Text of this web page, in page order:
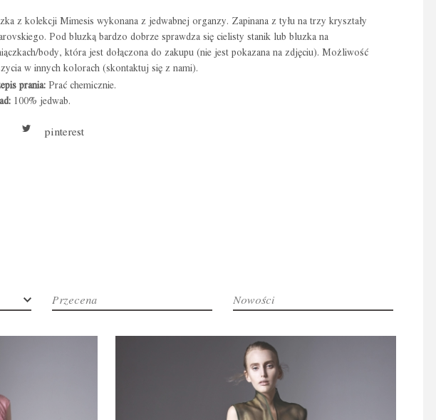
z kolekcji Mimesis wykonana z jedwabnej organzy. Zapinana z tyłu na trzy kryształy
Pod bluzką bardzo dobrze sprawdza się cielisty stanik lub bluzka na
body, która jest dołączona do zakupu (nie jest pokazana na zdjęciu). Możliwość
w innych kolorach (skontaktuj się z nami).
prania: Prać chemicznie.
100% jedwab.
pinterest
Przecena Nowości